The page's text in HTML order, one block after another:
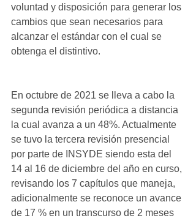
voluntad y disposición para generar los
cambios que sean necesarios para
alcanzar el estándar con el cual se
obtenga el distintivo.
En octubre de 2021 se lleva a cabo la
segunda revisión periódica a distancia
la cual avanza a un 48%. Actualmente
se tuvo la tercera revisión presencial
por parte de INSYDE siendo esta del
14 al 16 de diciembre del año en curso,
revisando los 7 capítulos que maneja,
adicionalmente se reconoce un avance
de 17 % en un transcurso de 2 meses